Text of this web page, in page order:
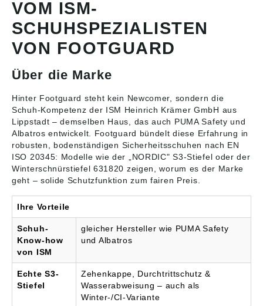
auf Baustellen, im Lager
oder im Handwerk. Das
genarbte,
warme Webpelzfutter für
angenehme Wärme bei
niedrigen Temperaturen.
Für Schutz sorgen
Stahlkappe und der
flexible, metallfreie
Die profilierte Laufsohle
unterstützt sicheren Halt
auch auf schwierigen
Produktmerkmale:Ober
material: Genarbtes,
WebpelzfutterSohle:
Profilierte,
rutschhemmende
LaufsohleFußbett:
VOM ISM-
SCHUHSPEZIALISTEN
VON FOOTGUARD
Über die Marke
Hinter Footguard steht kein Newcomer, sondern die
Schuh-Kompetenz der ISM Heinrich Krämer GmbH aus
Lippstadt – demselben Haus, das auch PUMA Safety und
Albatros entwickelt. Footguard bündelt diese Erfahrung in
robusten, bodenständigen Sicherheitsschuhen nach EN
ISO 20345: Modelle wie der „NORDIC" S3-Stiefel oder der
Winterschnürstiefel 631820 zeigen, worum es der Marke
geht – solide Schutzfunktion zum fairen Preis.
Ihre Vorteile
Schuh-
Know-how
von ISM
gleicher Hersteller wie PUMA Safety
und Albatros
Echte S3-
Stiefel
Zehenkappe, Durchtrittschutz &
Wasserabweisung – auch als
Winter-/CI-Variante